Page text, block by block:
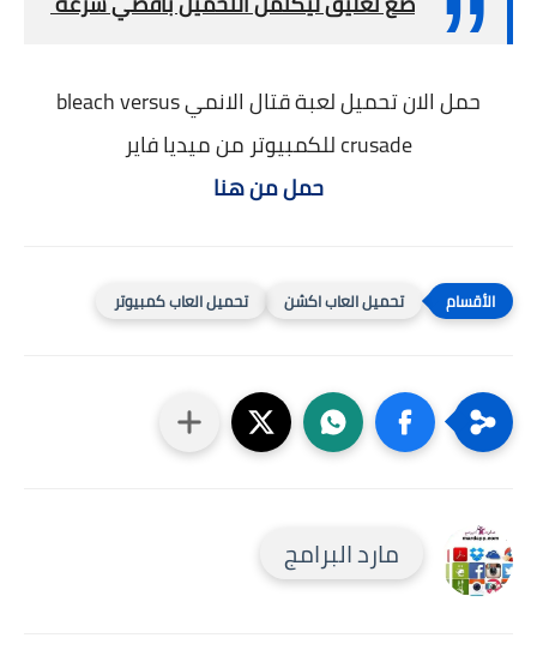
حمل الان تحميل لعبة قتال الانمي bleach versus
crusade للكمبيوتر من ميديا فاير
حمل من هنا
تحميل العاب اكشن تحميل العاب كمبيوتر
مارد البرامج